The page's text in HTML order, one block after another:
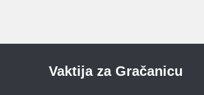
Vaktija za Gračanicu